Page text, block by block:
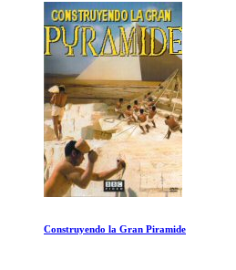
Under the Electric Sky